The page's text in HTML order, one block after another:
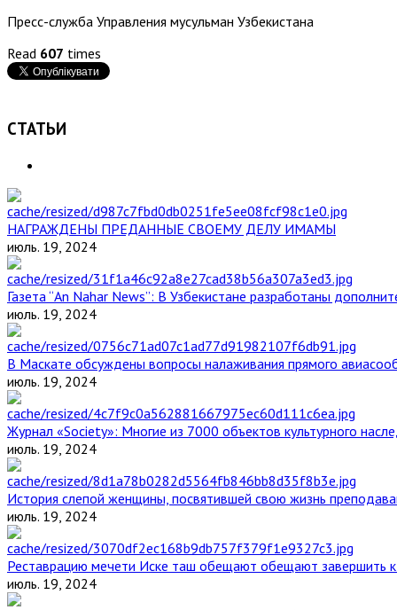
Пресс-служба Управления мусульман Узбекистана
Read 607 times
СТАТЬИ
НАГРАЖДЕНЫ ПРЕДАННЫЕ СВОЕМУ ДЕЛУ ИМАМЫ
июль. 19, 2024
Газета “An Nahar News”: В Узбекистане разработаны
июль. 19, 2024
В Маскате обсуждены вопросы налаживания прямого
июль. 19, 2024
Журнал «Society»: Многие из 7000 объектов культурного
июль. 19, 2024
История слепой женщины, посвятившей свою жизнь
июль. 19, 2024
Реставрацию мечети Иске таш обещают обещают завершить к
июль. 19, 2024